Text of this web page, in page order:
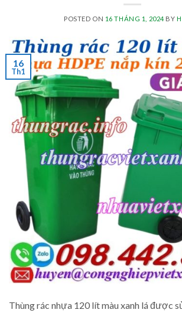
POSTED ON 16 THÁNG 1, 2024BY
16
Th1
Thùng rác nhựa 120 lít màu xanh lá được